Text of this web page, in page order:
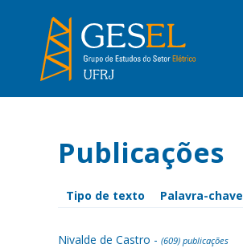
Publicações
Tipo de texto Palavra-chave
Nivalde de Castro - (609) publicações